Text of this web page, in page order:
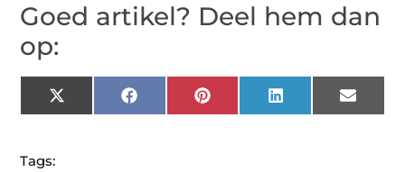
Goed artikel? Deel hem dan
op:
X
(Twitter)
Facebook Pinterest LinkedIn Email
Tags: